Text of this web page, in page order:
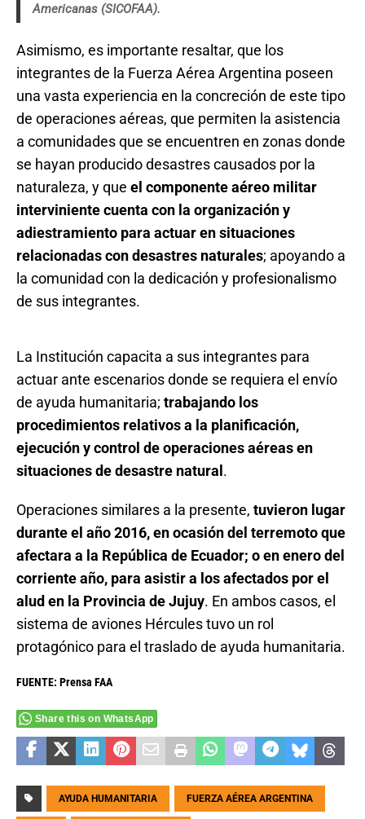
Americanas (SICOFAA).
Asimismo, es importante resaltar, que los
integrantes de la Fuerza Aérea Argentina poseen
una vasta experiencia en la concreción de este tipo
de operaciones aéreas, que permiten la asistencia
a comunidades que se encuentren en zonas donde
se hayan producido desastres causados por la
naturaleza, y que el componente aéreo militar
interviniente cuenta con la organización y
adiestramiento para actuar en situaciones
relacionadas con desastres naturales; apoyando a
la comunidad con la dedicación y profesionalismo
de sus integrantes.
La Institución capacita a sus integrantes para
actuar ante escenarios donde se requiera el envío
de ayuda humanitaria; trabajando los
procedimientos relativos a la planificación,
ejecución y control de operaciones aéreas en
situaciones de desastre natural .
Operaciones similares a la presente, tuvieron lugar
durante el año 2016, en ocasión del terremoto que
afectara a la República de Ecuador; o en enero del
corriente año, para asistir a los afectados por el
alud en la Provincia de Jujuy. En ambos casos, el
sistema de aviones Hércules tuvo un rol
protagónico para el traslado de ayuda humanitaria.
FUENTE: Prensa FAA
Share this on WhatsApp
AYUDA HUMANITARIA FUERZA AÉREA ARGENTINA